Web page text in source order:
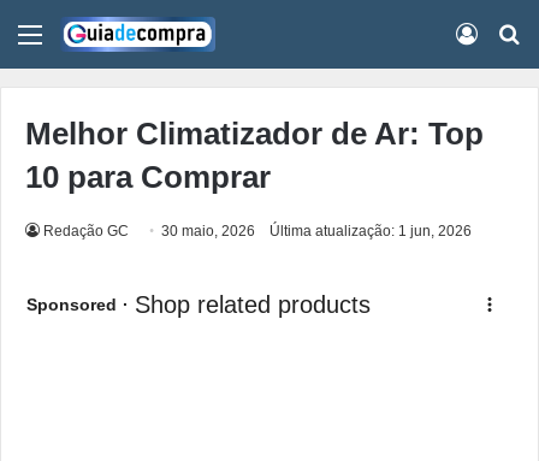
Menu
Melhor Climatizador de Ar: Top
10 para Comprar
Redação GC 30 maio, 2026 Última atualização: 1 jun, 2026